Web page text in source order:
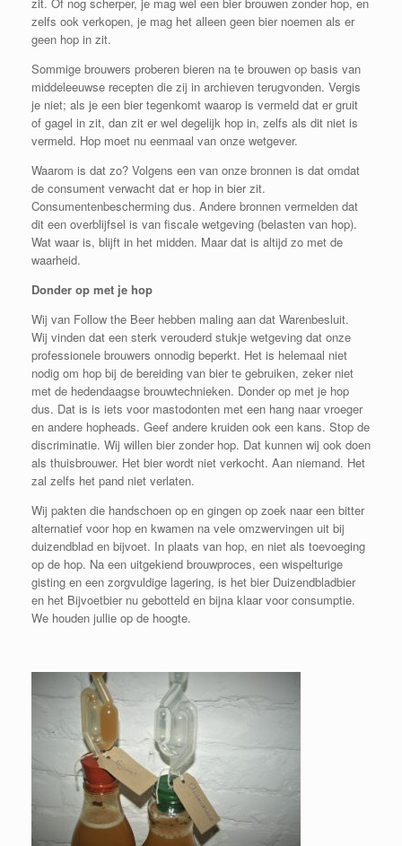
zelfs ook verkopen, je mag het alleen geen bier noemen als er
geen hop in zit.
Sommige brouwers proberen bieren na te brouwen op basis van
middeleeuwse recepten die zij in archieven terugvonden. Vergis
je niet; als je een bier tegenkomt waarop is vermeld dat er gruit
of gagel in zit, dan zit er wel degelijk hop in, zelfs als dit niet is
vermeld. Hop moet nu eenmaal van onze wetgever.
Waarom is dat zo? Volgens een van onze bronnen is dat omdat
de consument verwacht dat er hop in bier zit.
Consumentenbescherming dus. Andere bronnen vermelden dat
dit een overblijfsel is van fiscale wetgeving (belasten van hop).
Wat waar is, blijft in het midden. Maar dat is altijd zo met de
waarheid.
Donder op met je hop
Wij van Follow the Beer hebben maling aan dat Warenbesluit.
Wij vinden dat een sterk verouderd stukje wetgeving dat onze
professionele brouwers onnodig beperkt. Het is helemaal niet
nodig om hop bij de bereiding van bier te gebruiken, zeker niet
met de hedendaagse brouwtechnieken. Donder op met je hop
dus. Dat is is iets voor mastodonten met een hang naar vroeger
en andere hopheads. Geef andere kruiden ook een kans. Stop de
discriminatie. Wij willen bier zonder hop. Dat kunnen wij ook doen
als thuisbrouwer. Het bier wordt niet verkocht. Aan niemand. Het
zal zelfs het pand niet verlaten.
Wij pakten die handschoen op en gingen op zoek naar een bitter
alternatief voor hop en kwamen na vele omzwervingen uit bij
duizendblad en bijvoet. In plaats van hop, en niet als toevoeging
op de hop. Na een uitgekiend brouwproces, een wispelturige
gisting en een zorgvuldige lagering, is het bier Duizendbladbier
en het Bijvoetbier nu gebotteld en bijna klaar voor consumptie.
We houden jullie op de hoogte.